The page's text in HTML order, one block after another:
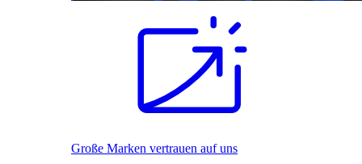
Große Marken vertrauen auf uns